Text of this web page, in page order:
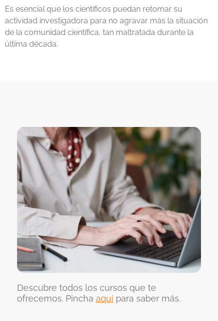
Es esencial que los científicos puedan retomar su
actividad investigadora para no agravar más la situación
de la comunidad científica, tan maltratada durante la
última década.
Descubre todos los cursos que te
ofrecemos. Pincha aquí para saber más.